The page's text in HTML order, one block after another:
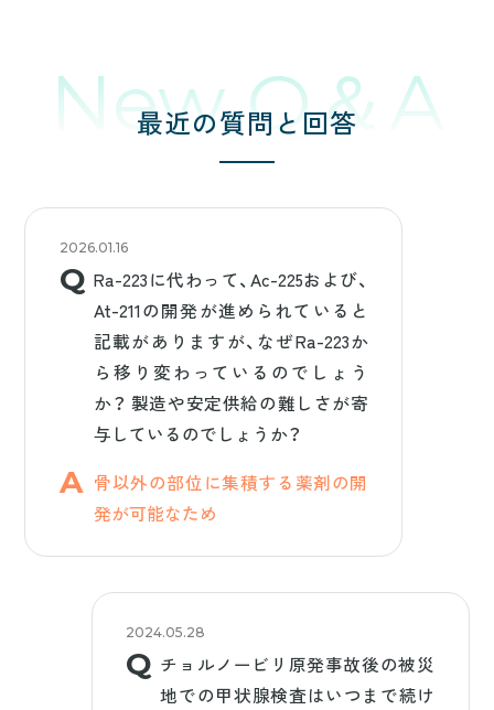
最近の質問と回答
New Q＆A
2026.01.16
Ra-223に代わって、Ac-225および、
At-211の開発が進められていると
記載がありますが、なぜRa-223か
ら移り変わっているのでしょう
か？ 製造や安定供給の難しさが寄
与しているのでしょうか？
骨以外の部位に集積する薬剤の開
発が可能なため
2024.05.28
チョルノービリ原発事故後の被災
地での甲状腺検査はいつまで続け